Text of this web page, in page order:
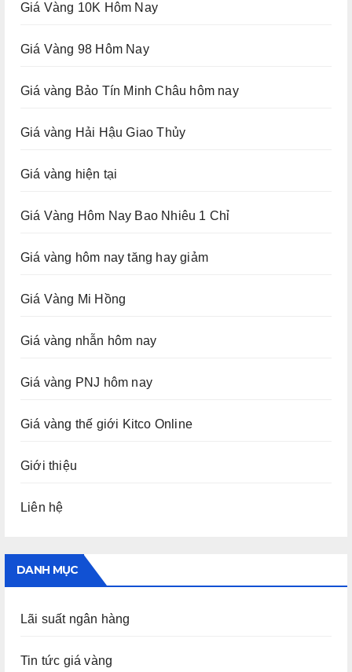
Giá Vàng 10K Hôm Nay
Giá Vàng 98 Hôm Nay
Giá vàng Bảo Tín Minh Châu hôm nay
Giá vàng Hải Hậu Giao Thủy
Giá vàng hiện tại
Giá Vàng Hôm Nay Bao Nhiêu 1 Chỉ
Giá vàng hôm nay tăng hay giảm
Giá Vàng Mi Hồng
Giá vàng nhẫn hôm nay
Giá vàng PNJ hôm nay
Giá vàng thế giới Kitco Online
Giới thiệu
Liên hệ
DANH MỤC
Lãi suất ngân hàng
Tin tức giá vàng